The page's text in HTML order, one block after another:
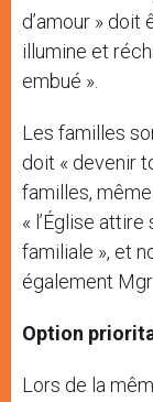
d’amour » doit
illumine et
embué ».
Les familles
doit « devenir
familles,
« l’Église
familiale », et
également Mgr
Option
Lors de la